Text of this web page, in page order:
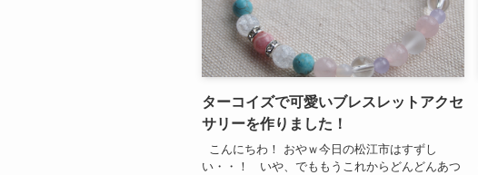
ターコイズで可愛いブレスレットアクセ
サリーを作りました！
こんにちわ！ おやｗ今日の松江市はすずし
い・・！ いや、でももうこれからどんどんあつ